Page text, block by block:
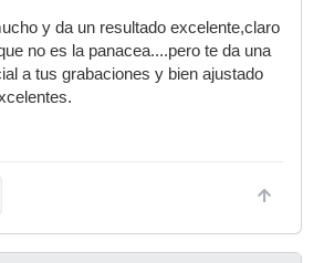
y da un resultado excelente,claro
no es la panacea....pero te da una
a tus grabaciones y bien ajustado